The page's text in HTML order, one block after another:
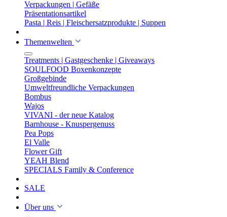
Verpackungen | Gefäße
Präsentationsartikel
Pasta | Reis | Fleischersatzprodukte | Suppen
Themenwelten
Treatments | Gastgeschenke | Giveaways
SOULFOOD Boxenkonzepte
Großgebinde
Umweltfreundliche Verpackungen
Bombus
Wajos
VIVANI - der neue Katalog
Barnhouse - Knuspergenuss
Pea Pops
El Valle
Flower Gift
YEAH Blend
SPECIALS Family & Conference
SALE
Über uns